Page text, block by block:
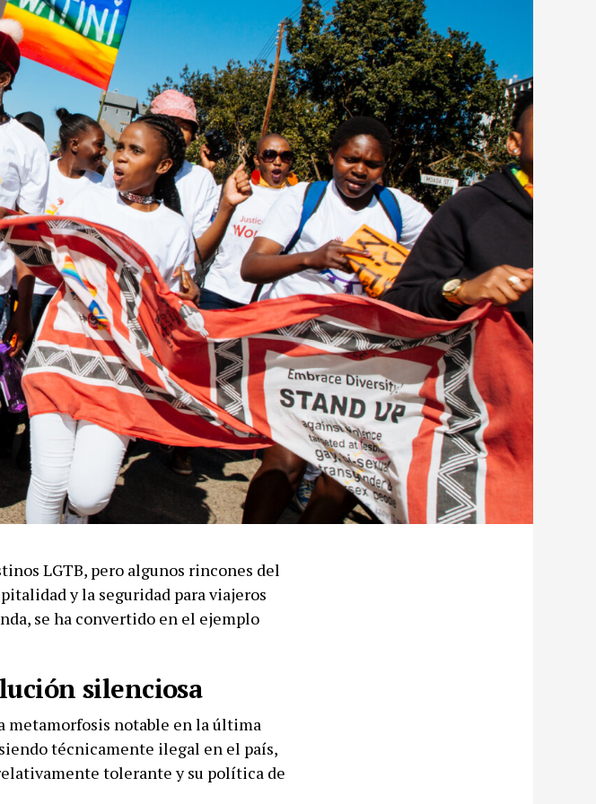
LGTB, pero algunos rincones del
y la seguridad para viajeros
se ha convertido en el ejemplo
silenciosa
metamorfosis notable en la última
técnicamente ilegal en el país,
tolerante y su política de